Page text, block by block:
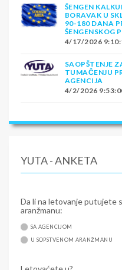
ŠENGEN
BORAVAK U
90-180 DANA
ŠENGENSKOG
4/17/2026
SAOPŠTENJE
TUMAČENJU
AGENCIJA
4/2/2026
YUTA - ANKETA
Da li na letovanje putujete
aranžmanu:
SA AGENCIJOM
U SOPSTVENOM ARANŽMANU